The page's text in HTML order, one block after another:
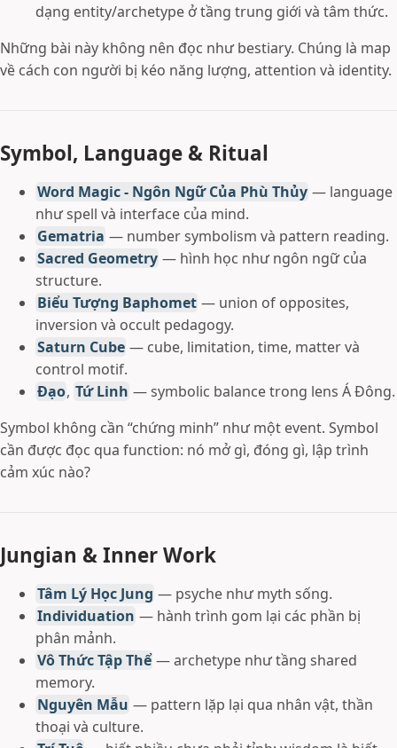
dạng entity/archetype ở tầng trung giới và tâm thức.
Những bài này không nên đọc như bestiary. Chúng là map
về cách con người bị kéo năng lượng, attention và identity.
Symbol, Language & Ritual
Word Magic - Ngôn Ngữ Của Phù Thủy — language
như spell và interface của mind.
Gematria — number symbolism và pattern reading.
Sacred Geometry — hình học như ngôn ngữ của
structure.
Biểu Tượng Baphomet — union of opposites,
inversion và occult pedagogy.
Saturn Cube — cube, limitation, time, matter và
control motif.
Đạo, Tứ Linh — symbolic balance trong lens Á Đông.
Symbol không cần “chứng minh” như một event. Symbol
cần được đọc qua function: nó mở gì, đóng gì, lập trình
cảm xúc nào?
Jungian & Inner Work
Tâm Lý Học Jung — psyche như myth sống.
Individuation — hành trình gom lại các phần bị
phân mảnh.
Vô Thức Tập Thể — archetype như tầng shared
memory.
Nguyên Mẫu — pattern lặp lại qua nhân vật, thần
thoại và culture.